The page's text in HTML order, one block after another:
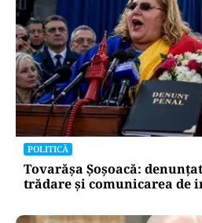
POLITICĂ
Tovarășa Șoșoacă:
trădare și comunicarea de